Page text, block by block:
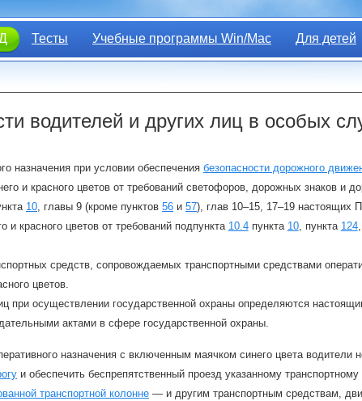
Тесты Учебные программы Win/Mac Для детей
водителей и других лиц в особых
назначения при условии обеспечения безопасности дорожного
и красного цветов от требований светофоров, дорожных знаков и
10, главы 9 (кроме пунктов 56 и 57), глав 10–15, 17–19 настоящих
красного цветов от требований подпункта 10.4пункта 10, пункта 124
средств, сопровождаемых транспортными средствами
цветов.
при осуществлении государственной охраны определяются
актами в сфере государственной охраны.
назначения с включенным маячком синего цвета водители
и обеспечить беспрепятственный проезд указанному
транспортной колонне — и другим транспортным средствам,